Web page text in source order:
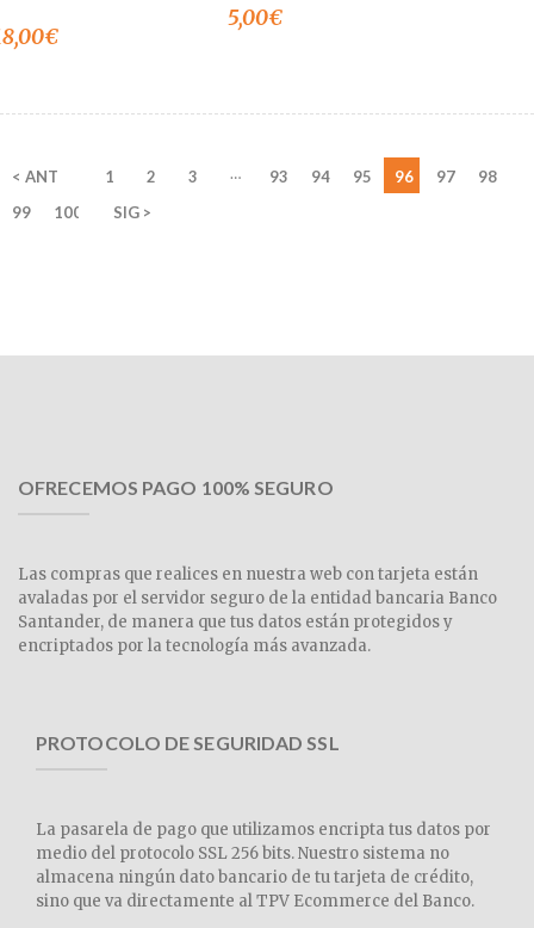
€
5,00€
< ANT 1 2 3 … 93 94 95 96 97
98
99
100 SIG >
OFRECEMOS PAGO 100% SEGURO
Las compras que realices en nuestra web con tarjeta están
avaladas por el servidor seguro de la entidad bancaria Banco
Santander, de manera que tus datos están protegidos y
encriptados por la tecnología más avanzada.
PROTOCOLO DE SEGURIDAD SSL
La pasarela de pago que utilizamos encripta tus datos por
medio del protocolo SSL 256 bits. Nuestro sistema no
almacena ningún dato bancario de tu tarjeta de crédito,
sino que va directamente al TPV Ecommerce del Banco.